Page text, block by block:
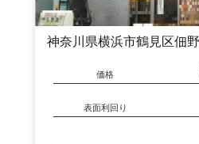
神奈川県横浜市鶴見区佃
価格
表面利回り